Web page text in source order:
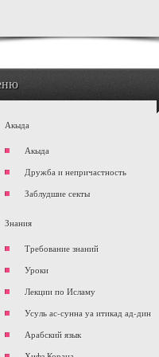
Акыда
Акыда
Дружба и непричастность
Заблудшие секты
Знания
Требование знаний
Уроки
Лекции по Исламу
Усуль ас-сунна уа итикад ад-дин
Арабский язык